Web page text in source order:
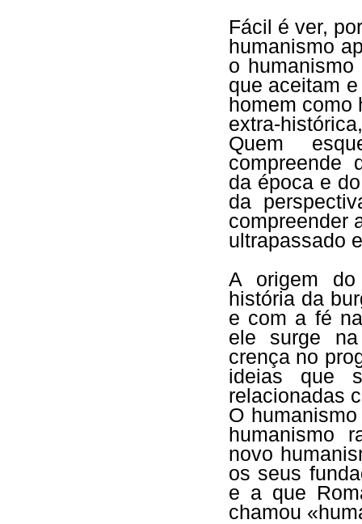
Fácil é ver,
humanismo
o
que aceitam
homem como
extra-
Quem
compreende
da época e
da
compreender
ultrapassado
A origem do
história da
e com a fé
ele surge na
crença no
ideias que
relacionadas
O
humanismo
novo
os seus
e a que
chamou